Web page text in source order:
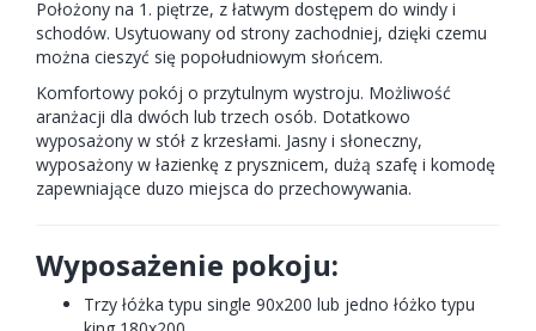
Położony na 1. piętrze, z łatwym dostępem do windy i
schodów. Usytuowany od strony zachodniej, dzięki czemu
można cieszyć się popołudniowym słońcem.
Komfortowy pokój o przytulnym wystroju. Możliwość
aranżacji dla dwóch lub trzech osób. Dotatkowo
wyposażony w stół z krzesłami. Jasny i słoneczny,
wyposażony w łazienkę z prysznicem, dużą szafę i komodę
zapewniające duzo miejsca do przechowywania.
Wyposażenie pokoju:
Trzy łóżka typu single 90x200 lub jedno łóżko typu